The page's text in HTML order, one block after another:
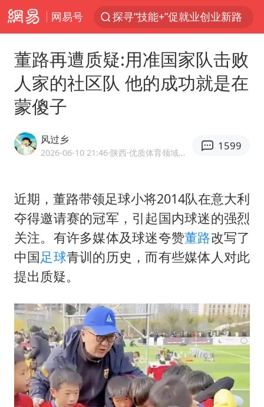
网易号
探寻“技能+”促就业创业新路
店主遭女子“鬼手”换钞
美国退回1000亿美元关税
河南试行周五下午弹性离岗
日本籍女网红在韩直播时自杀身亡
“天津之眼”摩天轮附近2人落水
银行午休1.5小时 留个窗口行不行
41岁女子为鼓励女儿考上985研究生
香港殿堂级填词人黎彼得因病离世 终年76岁
弹药库存告急 美军补货难
南太行山失联女孩最后信号不在山林
李亚鹏向地铁吐血女孩捐99999元
总书记关心百姓身边这些民生大事
董路再遭质疑:用准国家队击败
人家的社区队 他的成功就是在
蒙傻子
风过乡
2026-06-10 21:46·陕西 ·优质体育领域创作者
1599
近期，董路带领足球小将2014队在意大利
夺得邀请赛的冠军，引起国内球迷的强烈
关注。有许多媒体及球迷夸赞董路改写了
中国足球青训的历史，而有些媒体人对此
提出质疑。